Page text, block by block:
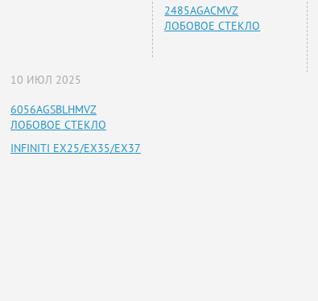
2485AGACMVZ
ЛОБОВОЕ СТЕКЛО
10 ИЮЛ 2025
6056AGSBLHMVZ
ЛОБОВОЕ СТЕКЛО
INFINITI EX25/EX35/EX37